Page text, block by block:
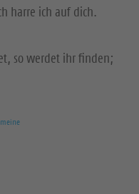
harre ich auf dich.
so werdet ihr finden;